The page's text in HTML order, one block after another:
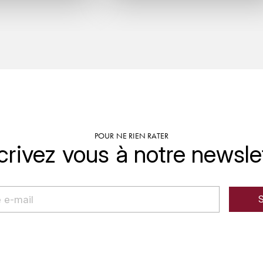
POUR NE RIEN RATER
vous à notre